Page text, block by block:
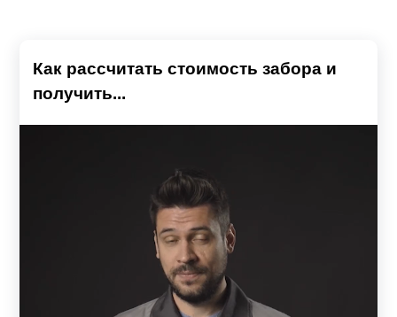
Как рассчитать стоимость забора и
получить...